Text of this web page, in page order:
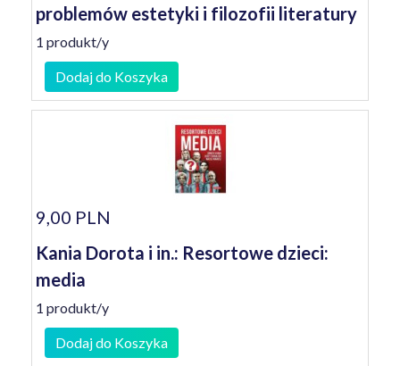
problemów estetyki i filozofii literatury
1 produkt/y
Dodaj do Koszyka
9,00 PLN
Kania Dorota i in.: Resortowe dzieci:
media
1 produkt/y
Dodaj do Koszyka